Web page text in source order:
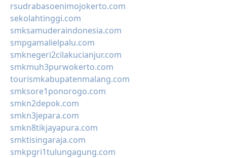
rsudrabasoenimojokerto.com
sekolahtinggi.com
smksamuderaindonesia.com
smpgamalielpalu.com
smknegeri2cilakucianjur.com
smkmuh3purwokerto.com
tourismkabupatenmalang.com
smksore1ponorogo.com
smkn2depok.com
smkn3jepara.com
smkn8tikjayapura.com
smktisingaraja.com
smkpgri1tulungagung.com